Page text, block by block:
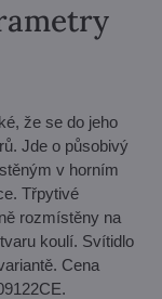
že se do jeho
Jde o působivý
v horním
Třpytivé
rozmístěny na
koulí. Svítidlo
Cena